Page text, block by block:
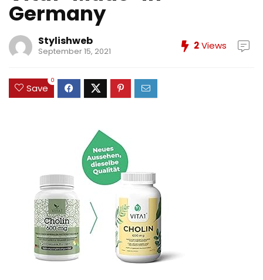
Germany
Stylishweb
September 15, 2021 2Views
Save
0